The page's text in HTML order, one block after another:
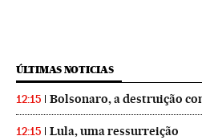
ÚLTIMAS NOTICIAS
12:15 Bolsonaro, a destruição
12:15 Lula, uma ressurreição